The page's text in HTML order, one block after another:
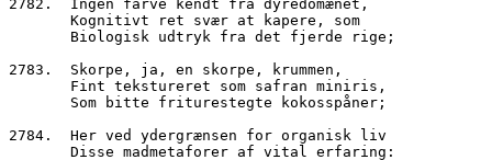
2782.  Ingen farve kendt fra dyredomænet,
       Kognitivt ret svær at kapere, som
       Biologisk udtryk fra det fjerde rige;
2783.  Skorpe, ja, en skorpe, krummen,
       Fint tekstureret som safran miniris,
       Som bitte friturestegte kokosspåner;
2784.  Her ved ydergrænsen for organisk liv
       Disse madmetaforer af vital erfaring: